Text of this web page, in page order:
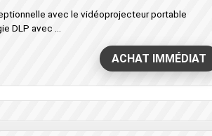
avec le vidéoprojecteur portable
DLP avec ...
ACHAT IMMÉDIAT